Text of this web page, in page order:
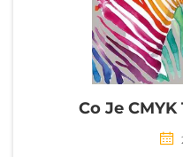
Co Je